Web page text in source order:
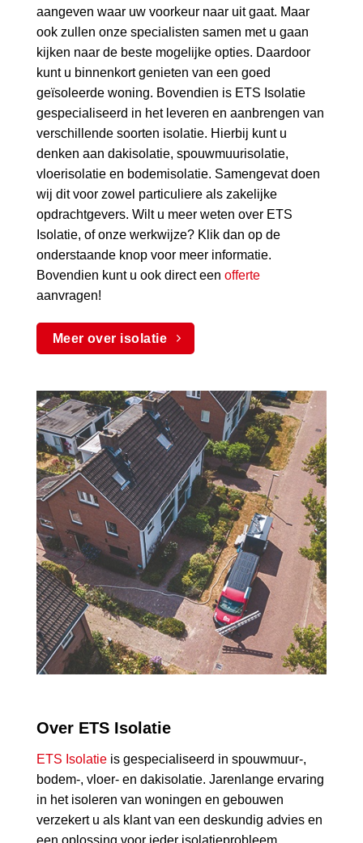
aangeven waar uw voorkeur naar uit gaat. Maar
ook zullen onze specialisten samen met u gaan
kijken naar de beste mogelijke opties. Daardoor
kunt u binnenkort genieten van een goed
geïsoleerde woning. Bovendien is ETS Isolatie
gespecialiseerd in het leveren en aanbrengen van
verschillende soorten isolatie. Hierbij kunt u
denken aan dakisolatie, spouwmuurisolatie,
vloerisolatie en bodemisolatie. Samengevat doen
wij dit voor zowel particuliere als zakelijke
opdrachtgevers. Wilt u meer weten over ETS
Isolatie, of onze werkwijze? Klik dan op de
onderstaande knop voor meer informatie.
Bovendien kunt u ook direct een offerte
aanvragen!
Meer over isolatie
Over ETS Isolatie
ETS Isolatie is gespecialiseerd in spouwmuur-,
bodem-, vloer- en dakisolatie. Jarenlange ervaring
in het isoleren van woningen en gebouwen
verzekert u als klant van een deskundig advies en